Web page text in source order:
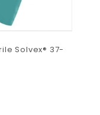
Solvex® 37-